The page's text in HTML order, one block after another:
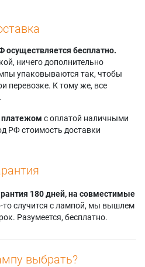
осуществляется бесплатно.
ничего дополнительно
упаковываются так, чтобы
перевозке. К тому же, все
с оплатой наличными
РФ стоимость доставки
180 дней, на совместимые
то случится с лампой, мы вышлем
Разумеется, бесплатно.
выбрать?